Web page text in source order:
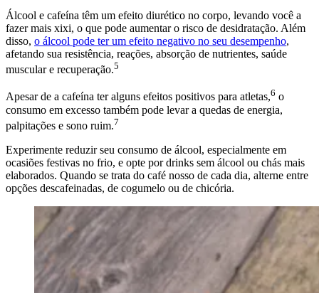
Álcool e cafeína têm um efeito diurético no corpo, levando você a
fazer mais xixi, o que pode aumentar o risco de desidratação. Além
disso, o álcool pode ter um efeito negativo no seu desempenho,
afetando sua resistência, reações, absorção de nutrientes, saúde
muscular e recuperação.5
Apesar de a cafeína ter alguns efeitos positivos para atletas,6 o
consumo em excesso também pode levar a quedas de energia,
palpitações e sono ruim.7
Experimente reduzir seu consumo de álcool, especialmente em
ocasiões festivas no frio, e opte por drinks sem álcool ou chás mais
elaborados. Quando se trata do café nosso de cada dia, alterne entre
opções descafeinadas, de cogumelo ou de chicória.